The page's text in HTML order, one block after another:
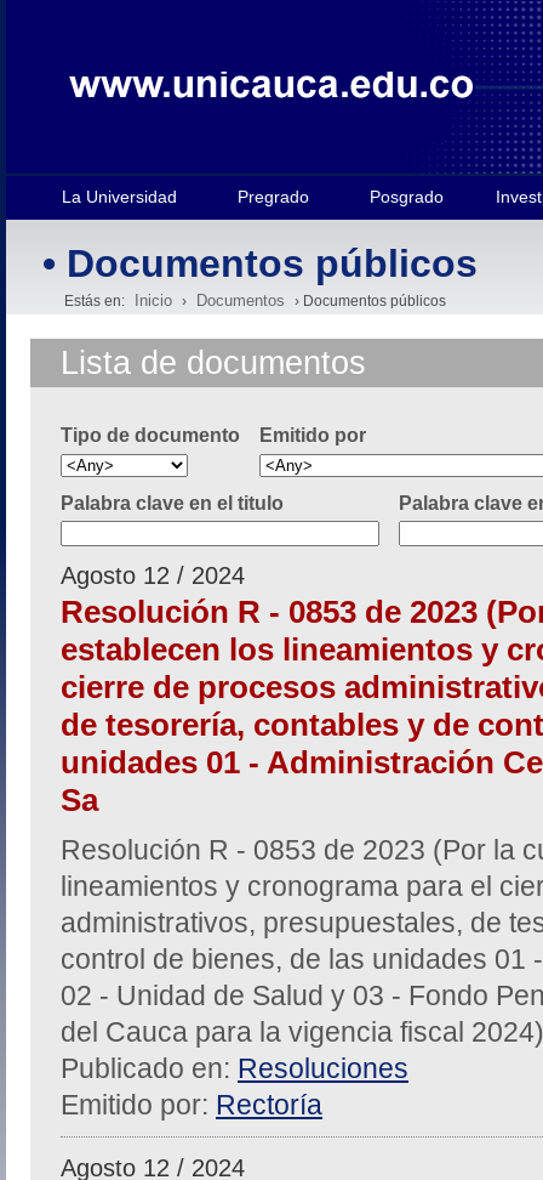
La Universidad Pregrado Posgrado
• Documentos públicos
Estás en: Inicio › Documentos › Documentos públicos
Lista de documentos
Tipo de documento Emitido por
Palabra clave en el titulo Palabra clave
Agosto 12 / 2024
Resolución R - 0853 de 2023
establecen los lineamientos y
cierre de procesos
de tesorería, contables y de
unidades 01 - Administración
Sa
Resolución R - 0853 de 2023 (Por la
lineamientos y cronograma para el
administrativos, presupuestales, de
control de bienes, de las unidades 01
02 - Unidad de Salud y 03 - Fondo
del Cauca para la vigencia fiscal 2024)
Publicado en: Resoluciones
Emitido por: Rectoría
Agosto 12 / 2024